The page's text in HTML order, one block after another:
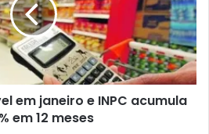
em janeiro e INPC acumula
em 12 meses